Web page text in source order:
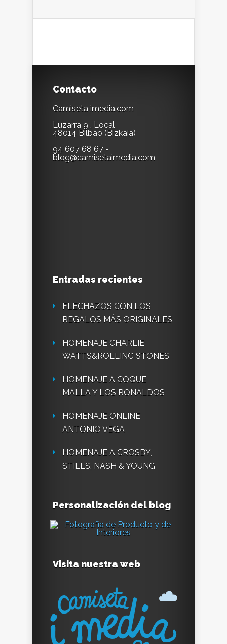
Contacto
Camiseta imedia.com
Luzarra 9 , Local
48014 Bilbao (Bizkaia)
94 607 68 67 -
blog@camisetaimedia.com
Entradas recientes
FLECHAZOS CON LOS
REGALOS MÁS ORIGINALES
HOMENAJE CHARLIE
WATTS&ROLLING STONES
HOMENAJE A COQUE
MALLA Y LOS RONALDOS
HOMENAJE ONLINE
ANTONIO VEGA
HOMENAJE A CROSBY,
STILLS, NASH & YOUNG
Personalización del blog
Visita nuestra web